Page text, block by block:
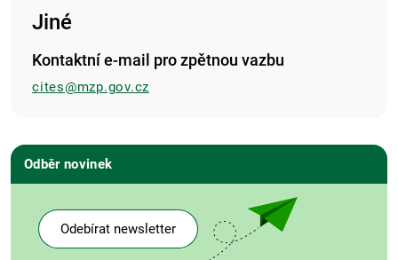
Jiné
Kontaktní e-mail pro zpětnou vazbu
cites@mzp.gov.cz
Odběr novinek
Odebírat newsletter